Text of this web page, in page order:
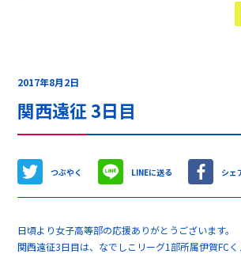
2017年8月2日
関西遠征 3日目
つぶやく LINEに送る シェ
日頃より女子高等部の応援ありがとうございます。
関西遠征3日目は、なでしこリーグ1部所属伊賀FC